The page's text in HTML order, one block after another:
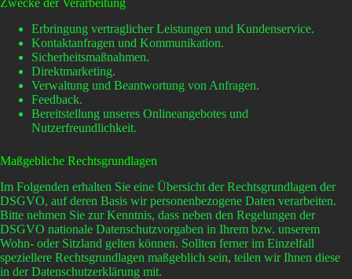
Zwecke der Verarbeitung
Erbringung vertraglicher Leistungen und Kundenservice.
Kontaktanfragen und Kommunikation.
Sicherheitsmaßnahmen.
Direktmarketing.
Verwaltung und Beantwortung von Anfragen.
Feedback.
Bereitstellung unseres Onlineangebotes und
Nutzerfreundlichkeit.
Maßgebliche Rechtsgrundlagen
Im Folgenden erhalten Sie eine Übersicht der Rechtsgrundlagen der
DSGVO, auf deren Basis wir personenbezogene Daten verarbeiten.
Bitte nehmen Sie zur Kenntnis, dass neben den Regelungen der
DSGVO nationale Datenschutzvorgaben in Ihrem bzw. unserem
Wohn- oder Sitzland gelten können. Sollten ferner im Einzelfall
speziellere Rechtsgrundlagen maßgeblich sein, teilen wir Ihnen diese
in der Datenschutzerklärung mit.